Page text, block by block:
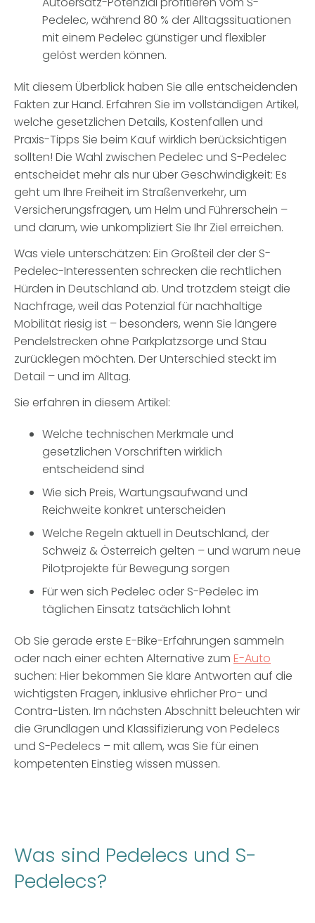
Pedelec, während 80 % der Alltagssituationen
mit einem Pedelec günstiger und flexibler
gelöst werden können.
Mit diesem Überblick haben Sie alle entscheidenden
Fakten zur Hand. Erfahren Sie im vollständigen Artikel,
welche gesetzlichen Details, Kostenfallen und
Praxis-Tipps Sie beim Kauf wirklich berücksichtigen
sollten! Die Wahl zwischen Pedelec und S-Pedelec
entscheidet mehr als nur über Geschwindigkeit: Es
geht um Ihre Freiheit im Straßenverkehr, um
Versicherungsfragen, um Helm und Führerschein –
und darum, wie unkompliziert Sie Ihr Ziel erreichen.
Was viele unterschätzen: Ein Großteil der der S-
Pedelec-Interessenten schrecken die rechtlichen
Hürden in Deutschland ab. Und trotzdem steigt die
Nachfrage, weil das Potenzial für nachhaltige
Mobilität riesig ist – besonders, wenn Sie längere
Pendelstrecken ohne Parkplatzsorge und Stau
zurücklegen möchten. Der Unterschied steckt im
Detail – und im Alltag.
Sie erfahren in diesem Artikel:
Welche technischen Merkmale und
gesetzlichen Vorschriften wirklich
entscheidend sind
Wie sich Preis, Wartungsaufwand und
Reichweite konkret unterscheiden
Welche Regeln aktuell in Deutschland, der
Schweiz & Österreich gelten – und warum neue
Pilotprojekte für Bewegung sorgen
Für wen sich Pedelec oder S-Pedelec im
täglichen Einsatz tatsächlich lohnt
Ob Sie gerade erste E-Bike-Erfahrungen sammeln
oder nach einer echten Alternative zum E-Auto
suchen: Hier bekommen Sie klare Antworten auf die
wichtigsten Fragen, inklusive ehrlicher Pro- und
Contra-Listen. Im nächsten Abschnitt beleuchten wir
die Grundlagen und Klassifizierung von Pedelecs
und S-Pedelecs – mit allem, was Sie für einen
kompetenten Einstieg wissen müssen.
Was sind Pedelecs und S-
Pedelecs?